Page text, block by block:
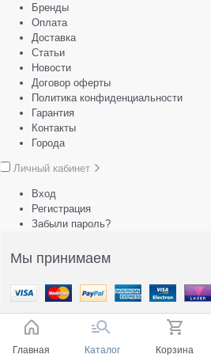
Бренды
Оплата
Доставка
Статьи
Новости
Договор оферты
Политика конфиденциальности
Гарантия
Контакты
Города
Личный кабинет
Вход
Регистрация
Забыли пароль?
Мы принимаем
Главная Каталог Корзина